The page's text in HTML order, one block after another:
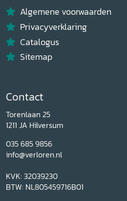
Algemene voorwaarden
Privacyverklaring
Catalogus
Sitemap
Contact
Torenlaan 25
1211 JA Hilversum
035 685 9856
info@verloren.nl
KVK: 32039230
BTW: NL805459716B01